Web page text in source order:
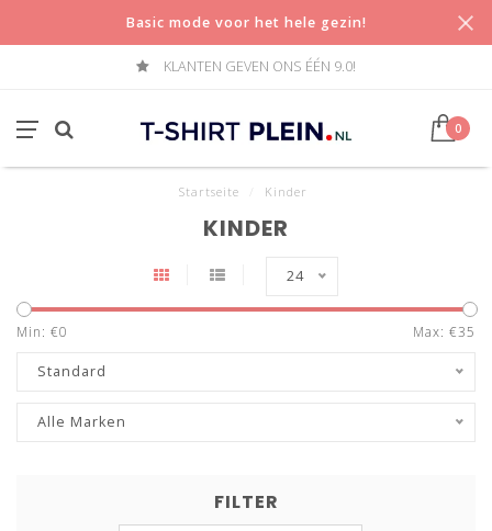
Basic mode voor het hele gezin!
KLANTEN GEVEN ONS ÉÉN 9.0!
0
Startseite Kinder
KINDER
24
Min: €0 Max: €35
Standard
Alle Marken
FILTER